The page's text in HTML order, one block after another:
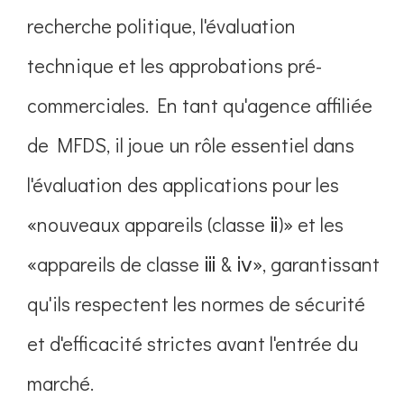
recherche politique, l'évaluation
technique et les approbations pré-
commerciales. En tant qu'agence affiliée
de MFDS, il joue un rôle essentiel dans
l'évaluation des applications pour les
«nouveaux appareils (classe ⅱ)» et les
«appareils de classe ⅲ & ⅳ», garantissant
qu'ils respectent les normes de sécurité
et d'efficacité strictes avant l'entrée du
marché.